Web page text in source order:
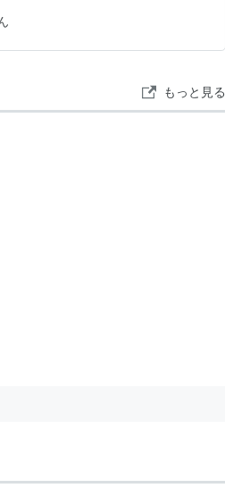
のぬか漬けをこっそり渡してくれ
もっと見る